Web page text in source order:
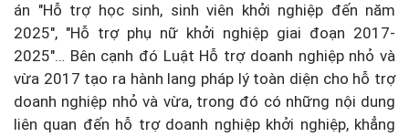
án "Hỗ trợ học sinh, sinh viên khởi nghiệp đến năm
2025", "Hỗ trợ phụ nữ khởi nghiệp giai đoạn 2017-
2025"… Bên cạnh đó Luật Hỗ trợ doanh nghiệp nhỏ và
vừa 2017 tạo ra hành lang pháp lý toàn diện cho hỗ trợ
doanh nghiệp nhỏ và vừa, trong đó có những nội dung
liên quan đến hỗ trợ doanh nghiệp khởi nghiệp, khẳng